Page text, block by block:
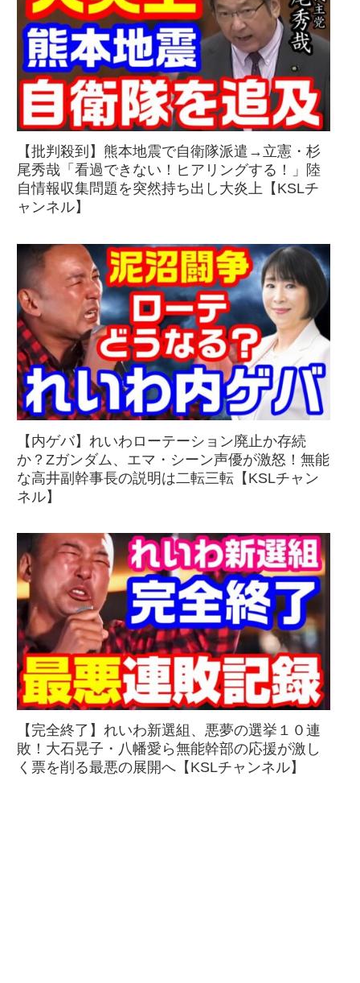
【批判殺到】熊本地震で自衛隊派遣→立憲・杉
尾秀哉「看過できない！ヒアリングする！」陸
自情報収集問題を突然持ち出し大炎上【KSLチ
ャンネル】
【内ゲバ】れいわローテーション廃止か存続
か？Zガンダム、エマ・シーン声優が激怒！無能
な高井副幹事長の説明は二転三転【KSLチャン
ネル】
【完全終了】れいわ新選組、悪夢の選挙１０連
敗！大石晃子・八幡愛ら無能幹部の応援が激し
く票を削る最悪の展開へ【KSLチャンネル】